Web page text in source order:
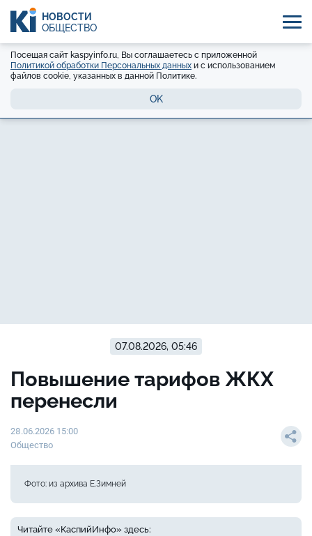
НОВОСТИ
ОБЩЕСТВО
Посещая сайт kaspyinfo.ru, Вы соглашаетесь с приложенной
Политикой обработки Персональных данных и с использованием
файлов cookie, указанных в данной Политике.
OK
07.08.2026, 05:46
Повышение тарифов ЖКХ
перенесли
28.06.2026 15:00
Общество
Фото: из архива Е.Зимней
Читайте «КаспийИнфо» здесь: